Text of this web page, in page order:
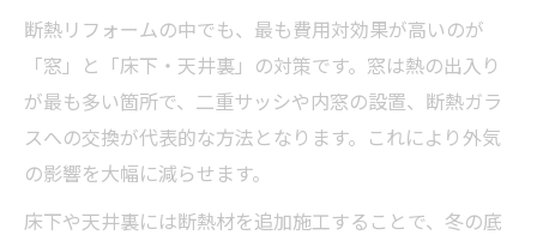
断熱リフォームの中でも、最も費用対効果が高いのが
「窓」と「床下・天井裏」の対策です。窓は熱の出入り
が最も多い箇所で、二重サッシや内窓の設置、断熱ガラ
スへの交換が代表的な方法となります。これにより外気
の影響を大幅に減らせます。
床下や天井裏には断熱材を追加施工することで、冬の底